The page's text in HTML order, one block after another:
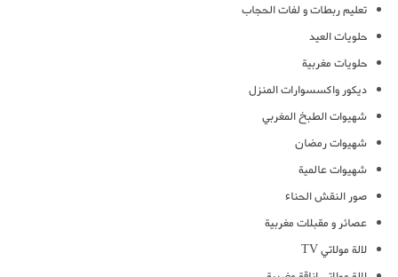
تعليم ربطات و لفات الحجاب
حلويات العيد
حلويات مغربية
ديكور واكسسوارات المنزل
شهيوات الطبخ المغربي
شهيوات رمضان
شهيوات عالمية
صور النقش الحناء
عصائر و مقبلات مغربية
لالة مولاتي TV